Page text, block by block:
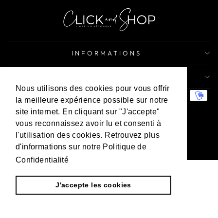
Nous utilisons des cookies pour vous offrir
la meilleure expérience possible sur notre
site internet. En cliquant sur "J'accepte"
vous reconnaissez avoir lu et consenti à
l'utilisation des cookies. Retrouvez plus
d'informations sur notre Politique de
Confidentialité
J'accepte les cookies
Nous utilisons des cookies pour vous offrir
la meilleure expérience possible sur notre
site internet. En cliquant sur "J'accepte"
vous reconnaissez avoir lu et consenti à
l'utilisation des cookies. Retrouvez plus
d'informations sur notre Politique de
Confidentialité
J'accepte les cookies
INFORMATIONS
© 2026 Click And Shopp
Tecnología de Shopify